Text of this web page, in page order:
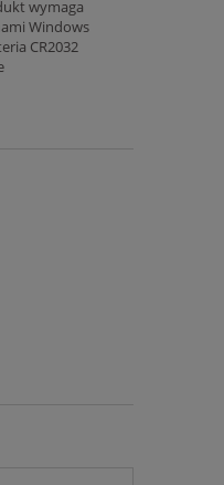
wymaga
Windows
CR2032